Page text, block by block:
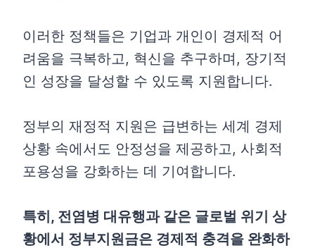
이러한 정책들은 기업과 개인이 경제적 어
려움을 극복하고, 혁신을 추구하며, 장기적
인 성장을 달성할 수 있도록 지원합니다.
정부의 재정적 지원은 급변하는 세계 경제
상황 속에서도 안정성을 제공하고, 사회적
포용성을 강화하는 데 기여합니다.
특히, 전염병 대유행과 같은 글로벌 위기 상
황에서 정부지원금은 경제적 충격을 완화하